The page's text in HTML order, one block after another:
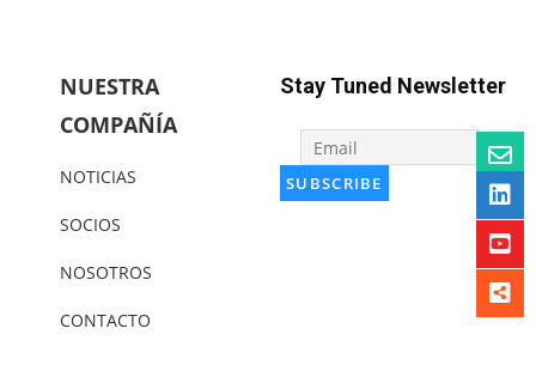
NUESTRA
COMPAÑÍA
NOTICIAS
SOCIOS
NOSOTROS
CONTACTO
Stay Tuned Newsletter